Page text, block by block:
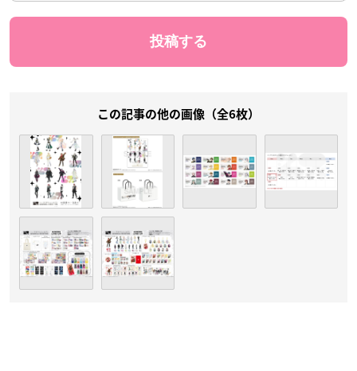
この記事の他の画像（全6枚）